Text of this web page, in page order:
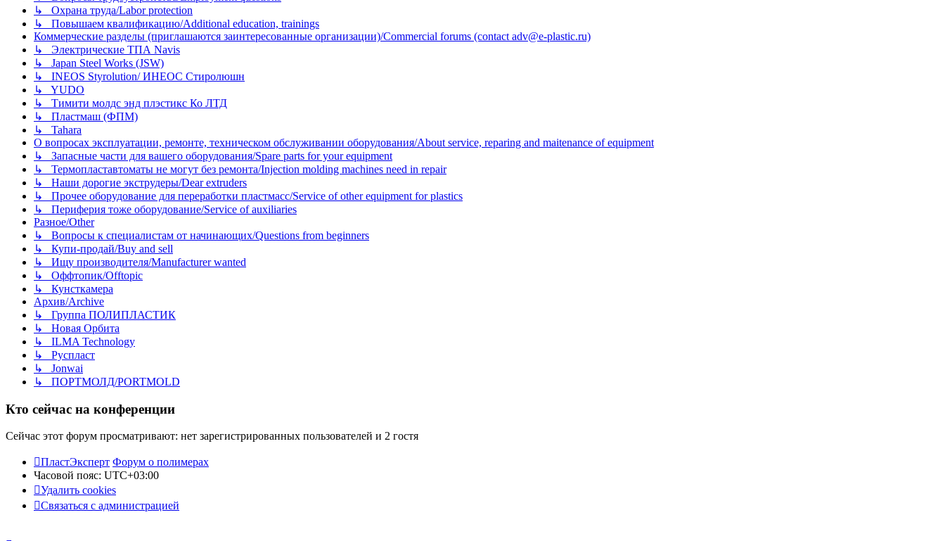
↳ Охрана труда/Labor protection
↳ Повышаем квалификацию/Additional education, trainings
Коммерческие разделы (приглашаются заинтересованные организации)/Commercial forums (contact adv@e-plastic.ru)
↳ Электрические ТПА Navis
↳ Japan Steel Works (JSW)
↳ INEOS Styrolution/ ИНЕОС Стиролюшн
↳ YUDO
↳ Тимити молдс энд плэстикс Ко ЛТД
↳ Пластмаш (ФПМ)
↳ Tahara
О вопросах эксплуатации, ремонте, техническом обслуживании оборудования/About service, reparing and maitenance of equipment
↳ Запасные части для вашего оборудования/Spare parts for your equipment
↳ Термопластавтоматы не могут без ремонта/Injection molding machines need in repair
↳ Наши дорогие экструдеры/Dear extruders
↳ Прочее оборудование для переработки пластмасс/Service of other equipment for plastics
↳ Периферия тоже оборудование/Service of auxiliaries
Разное/Other
↳ Вопросы к специалистам от начинающих/Questions from beginners
↳ Купи-продай/Buy and sell
↳ Ищу производителя/Manufacturer wanted
↳ Оффтопик/Offtopic
↳ Кунсткамера
Архив/Archive
↳ Группа ПОЛИПЛАСТИК
↳ Новая Орбита
↳ ILMA Technology
↳ Руспласт
↳ Jonwai
↳ ПОРТМОЛД/PORTMOLD
Кто сейчас на конференции
Сейчас этот форум просматривают: нет зарегистрированных пользователей и 2 гостя
ПластЭксперт Форум о полимерах
Часовой пояс: UTC+03:00
Удалить cookies
Связаться с администрацией